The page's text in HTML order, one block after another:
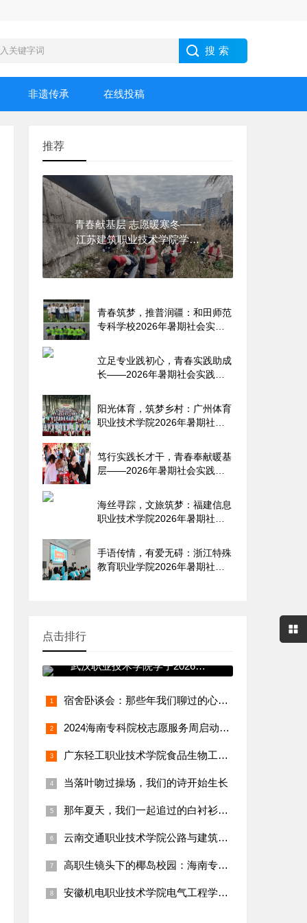
非遗传承 在线投稿
推荐
青春献基层 志愿暖寒冬——
江苏建筑职业技术学院学子
2026年
青春筑梦，推普润疆：和田师范
专科学校2026年暑期社会实践
立足专业践初心，青春实践助成
长——2026年暑期社会实践报
阳光体育，筑梦乡村：广州体育
职业技术学院2026年暑期社会
笃行实践长才干，青春奉献暖基
层——2026年暑期社会实践报
海丝寻踪，文旅筑梦：福建信息
职业技术学院2026年暑期社会
手语传情，有爱无碍：浙江特殊
教育职业学院2026年暑期社会
点击排行
青春践使命 志愿暖寒冬——
武汉职业技术学院学子2026年
宿舍卧谈会：那些年我们聊过的心事与远方
2024海南专科院校志愿服务周启动！学生团队赴三亚渔村实践纪
广东轻工职业技术学院食品生物工程学院：“乡村特色食品（腐竹、
当落叶吻过操场，我们的诗开始生长
那年夏天，我们一起追过的白衬衫少年
云南交通职业技术学院公路与建筑工程学院：“乡村通村公路养护与
高职生镜头下的椰岛校园：海南专科生vlog火出圈，日常碎片太
安徽机电职业技术学院电气工程学院：吴宇轩团队守护乡村用电，三